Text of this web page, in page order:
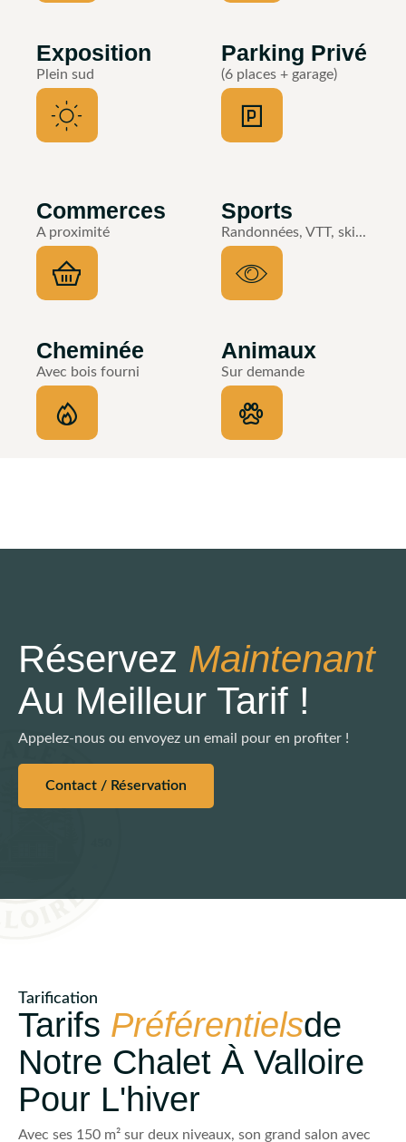
Exposition
Plein sud
Parking Privé
(6 places + garage)
Commerces
A proximité
Sports
Randonnées, VTT, ski...
Cheminée
Avec bois fourni
Animaux
Sur demande
Réservez Maintenant
Au Meilleur Tarif !
Appelez-nous ou envoyez un email pour en profiter !
Contact / Réservation
Tarification
Tarifs PréférentielsDe
Notre Chalet À Valloire
Pour L'hiver
Avec ses 150 m² sur deux niveaux, son grand salon avec